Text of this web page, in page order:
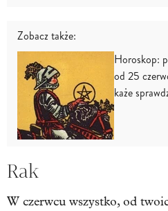
Zobacz także:
Horoskop:
od 25
każe
Rak
W czerwcu wszystko, od